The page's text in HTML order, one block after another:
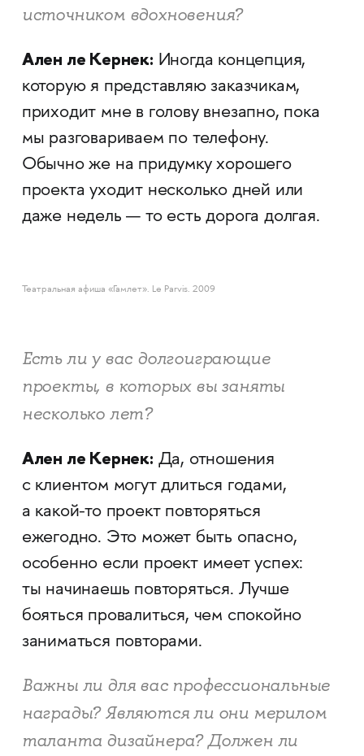
источником вдохновения?
Ален ле Кернек: Иногда концепция,
которую я представляю заказчикам,
приходит мне в голову внезапно, пока
мы разговариваем по телефону.
Обычно же на придумку хорошего
проекта уходит несколько дней или
даже недель — то есть дорога долгая.
Театральная афиша «Гамлет». Le Parvis. 2009
Есть ли у вас долгоиграющие
проекты, в которых вы заняты
несколько лет?
Ален ле Кернек: Да, отношения
с клиентом могут длиться годами,
а какой-то проект повторяться
ежегодно. Это может быть опасно,
особенно если проект имеет успех:
ты начинаешь повторяться. Лучше
бояться провалиться, чем спокойно
заниматься повторами.
Важны ли для вас профессиональные
награды? Являются ли они мерилом
таланта дизайнера? Должен ли